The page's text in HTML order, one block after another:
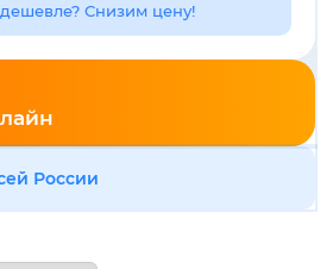
Снизим цену!
России